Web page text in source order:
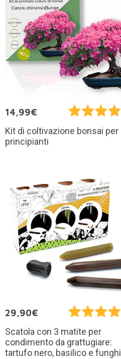
14,99€
Kit di coltivazione bonsai per
principianti
29,90€
Scatola con 3 matite per
condimento da grattugiare:
tartufo nero, basilico e funghi